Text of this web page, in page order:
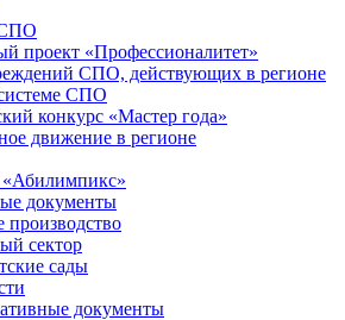
проект «Профессионалитет»
СПО, действующих в регионе
СПО
конкурс «Мастер года»
движение в регионе
документы
производство
сектор
сады
документы